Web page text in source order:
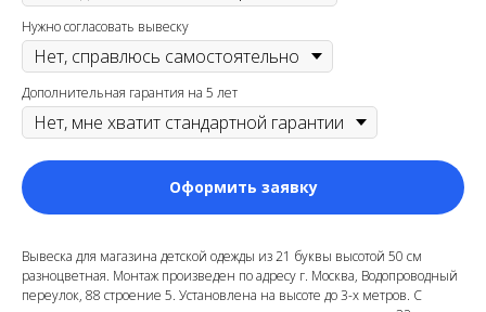
Нужно согласовать вывеску
Дополнительная гарантия на 5 лет
Оформить заявку
Вывеска для магазина детской одежды из 21 буквы высотой 50 см
разноцветная. Монтаж произведен по адресу г. Москва, Водопроводный
переулок, 88 строение 5. Установлена на высоте до 3-х метров. С